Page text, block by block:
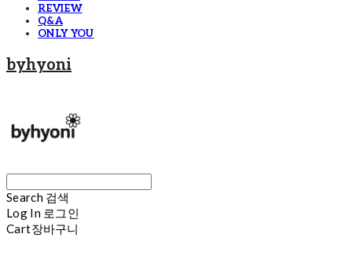
REVIEW
Q&A
ONLY YOU
byhyoni
Search 검색
Log In 로그인
Cart장바구니